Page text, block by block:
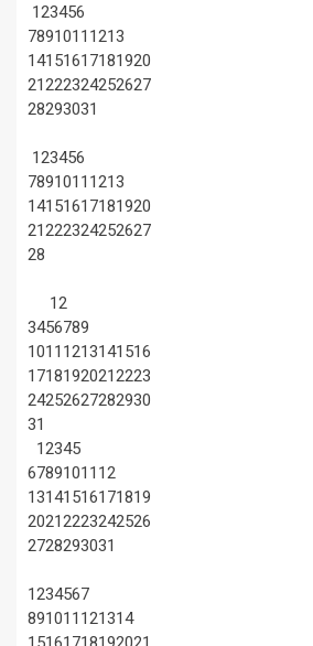
123456
7891011 1213
14151617181920
21222324252627
28293031
123456
7891011 1213
14151617181920
21222324252627
28
12
3456789
1011 1213141516
17181920212223
24252627282930
31
12345
67891011 12
13141516171819
20212223242526
2728293031
1234567
891011 121314